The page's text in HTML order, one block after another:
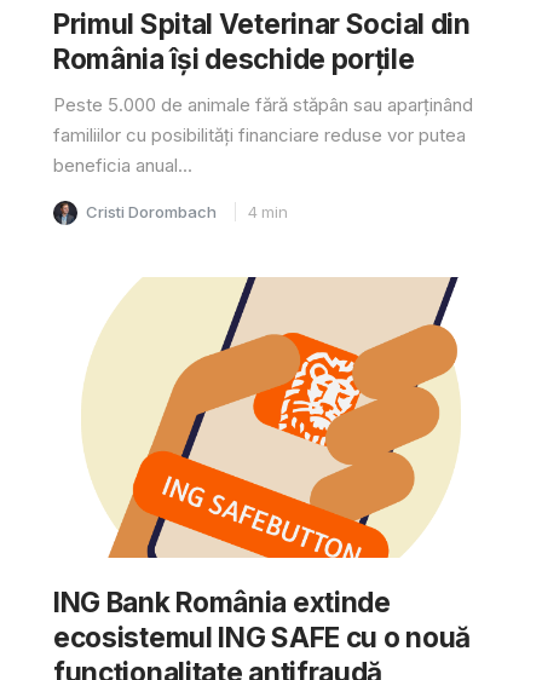
Primul Spital Veterinar Social din
România își deschide porțile
Peste 5.000 de animale fără stăpân sau aparținând
familiilor cu posibilități financiare reduse vor putea
beneficia anual...
Cristi Dorombach 4 min
ING Bank România extinde
ecosistemul ING SAFE cu o nouă
funcționalitate antifraudă